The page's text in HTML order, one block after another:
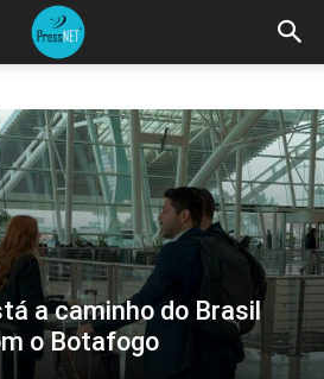
a caminho do Brasil
o Botafogo